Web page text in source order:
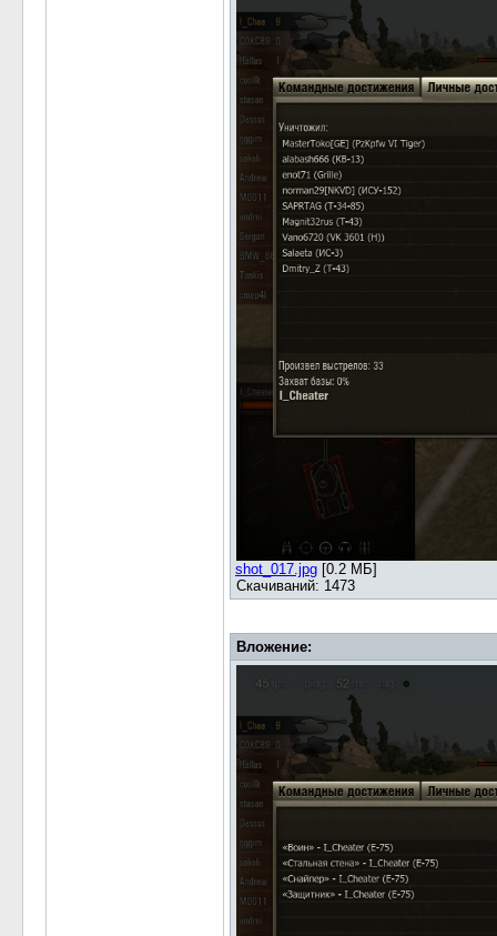
shot_017.jpg [0.2 МБ]
Скачиваний: 1473
Вложение: